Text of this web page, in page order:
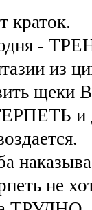
краток.
-
из
щеки
не